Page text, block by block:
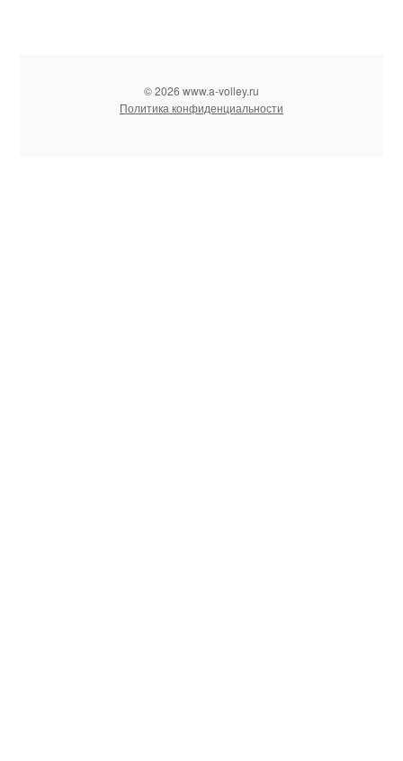
© 2026 www.a-volley.ru
Политика конфиденциальности